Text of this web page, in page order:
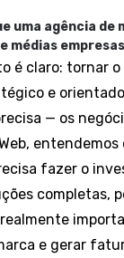
uma agência
médias
é claro: tornar
e
— os
fazer o
completas,
e gerar